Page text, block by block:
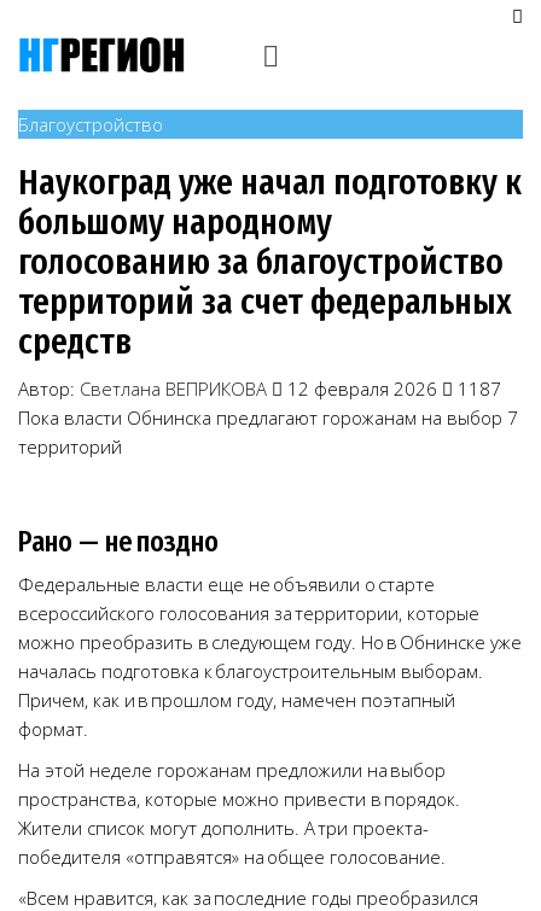
Благоустройство
Наукоград уже начал подготовку к
большому народному
голосованию за благоустройство
территорий за счет федеральных
средств
Автор: Светлана ВЕПРИКОВА 12 февраля 2026
1187
Пока власти Обнинска предлагают горожанам на выбор 7
территорий
Рано — не поздно
Федеральные власти еще не объявили о старте
всероссийского голосования за территории, которые
можно преобразить в следующем году. Но в Обнинске уже
началась подготовка к благоустроительным выборам.
Причем, как и в прошлом году, намечен поэтапный
формат.
На этой неделе горожанам предложили на выбор
пространства, которые можно привести в порядок.
Жители список могут дополнить. А три проекта-
победителя «отправятся» на общее голосование.
«Всем нравится, как за последние годы преобразился